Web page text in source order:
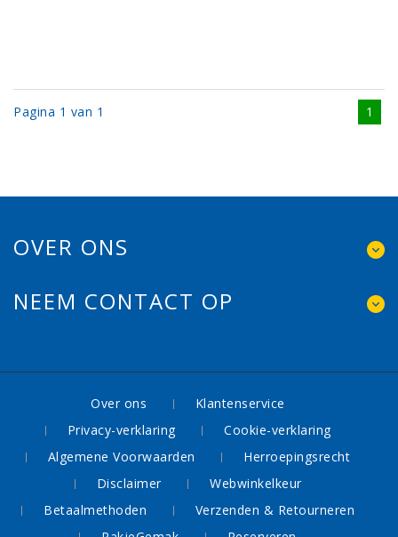
Pagina 1 van 1 1
OVER ONS
NEEM CONTACT OP
Over ons
Klantenservice
Privacy-verklaring
Cookie-verklaring
Algemene Voorwaarden
Herroepingsrecht
Disclaimer
Webwinkelkeur
Betaalmethoden
Verzenden & Retourneren